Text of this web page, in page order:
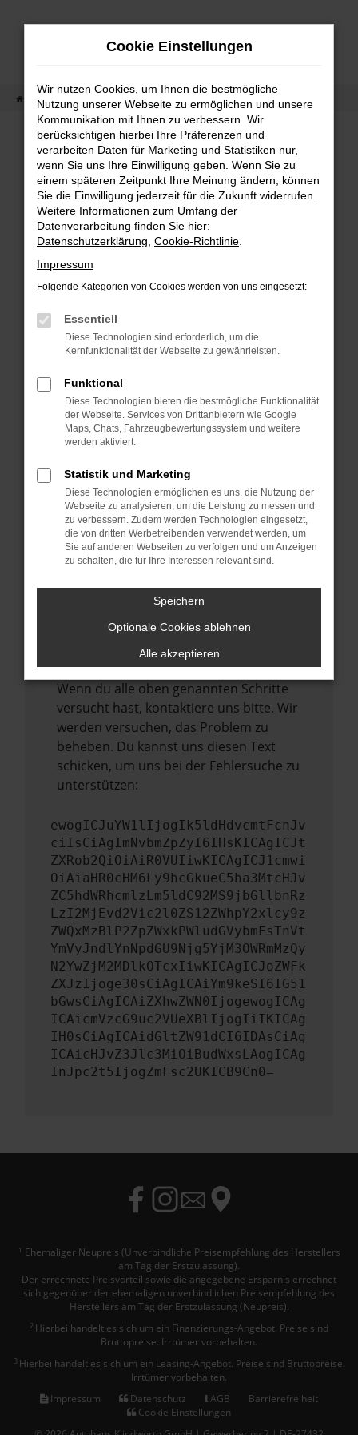
Zum
Startseite Fahrzeugangebot Fahrzeug-Showroom
Fehler: Network Error
Beim Laden ist ein Fehler aufgetreten.
Hier sind ein paar Tipps, die dir helfen können:
Überprüfe deine Firewall und deine
Internetverbindung.
deine Suchmaschine?
Prüfe deine Browsererweiterungen.
können das Laden bestimmter Seiten
verhindern. Funktioniert die Seite in einem
anderen Browser oder in einem privaten
Fenster?
Das kann manchmal helfen,
vorübergehende Probleme zu beheben.
Stelle sicher, dass dein Browser und dein
Betriebssystem auf dem neuesten Stand
sind.
Veraltete Software birgt nicht nur ein
Sicherheitsrisiko, sondern kann auch dazu
führen, dass bestimmte Funktionen nicht
Wende dich an den Webseitenbetreiber.
Wenn du alle oben genannten Schritte
versucht hast, kontaktiere uns bitte. Wir
werden versuchen, das Problem zu
beheben. Du kannst uns diesen Text
schicken, um uns bei der Fehlersuche zu
unterstützen:
ewogICJuYW1lIjogIk5ldHdvcmtFcnJv
ciIsCiAgImNvbmZpZyI6IHsKICAgICJt
ZXRob2QiOiAiR0VUIiwKICAgICJ1cmwi
OiAiaHR0cHM6Ly9hcGkueC5ha3MtcHJv
ZC5hdWRhcmlzLm5ldC92MS9jbGllbnRz
LzI2MjEvd2Vic2l0ZS12ZWhpY2xlcy9z
ZWQxMzBlP2ZpZWxkPWludGVybmFsTnVt
YmVyJndlYnNpdGU9Njg5YjM3OWRmMzQy
N2YwZjM2MDlkOTcxIiwKICAgICJoZWFk
ZXJzIjoge30sCiAgICAiYm9keSI6IG51
bGwsCiAgICAiZXhwZWN0IjogewogICAg
ICAicmVzcG9uc2VUeXBlIjogIiIKICAg
IH0sCiAgICAidGltZW91dCI6IDAsCiAg
ICAicHJvZ3Jlc3MiOiBudWxsLAogICAg
InJpc2t5IjogZmFsc2UKICB9Cn0=
1 Ehemaliger Neupreis (Unverbindliche Preisempfehlung des Herstellers
am Tag der Erstzulassung).
Der errechnete Preisvorteil sowie die angegebene Ersparnis errechnet
sich gegenüber der ehemaligen unverbindlichen Preisempfehlung des
Herstellers am Tag der Erstzulassung (Neupreis).
2 Hierbei handelt es sich um ein Finanzierungs-Angebot. Preise sind
Bruttopreise. Irrtümer vorbehalten.
3 Hierbei handelt es sich um ein Leasing-Angebot. Preise sind Bruttopreise.
Irrtümer vorbehalten.
Impressum
Datenschutz AGB
Barrierefreiheit
Cookie Einstellungen
Cookie Einstellungen
Wir nutzen Cookies, um Ihnen die bestmögliche
Nutzung unserer Webseite zu ermöglichen und unsere
Kommunikation mit Ihnen zu verbessern. Wir
berücksichtigen hierbei Ihre Präferenzen und
verarbeiten Daten für Marketing und Statistiken nur,
wenn Sie uns Ihre Einwilligung geben. Wenn Sie zu
einem späteren Zeitpunkt Ihre Meinung ändern, können
Sie die Einwilligung jederzeit für die Zukunft widerrufen.
Weitere Informationen zum Umfang der
Datenverarbeitung finden Sie hier:
Datenschutzerklärung Cookie-Richtlinie
Impressum
Folgende Kategorien von Cookies werden von uns eingesetzt:
Essentiell
Diese Technologien sind erforderlich, um die
Kernfunktionalität der Webseite zu gewährleisten.
Funktional
Diese Technologien bieten die bestmögliche Funktionalität
der Webseite. Services von Drittanbietern wie Google
Maps, Chats, Fahrzeugbewertungssystem und weitere
werden aktiviert.
Statistik und Marketing
Diese Technologien ermöglichen es uns, die Nutzung der
Webseite zu analysieren, um die Leistung zu messen und
zu verbessern. Zudem werden Technologien eingesetzt,
die von dritten Werbetreibenden verwendet werden, um
Sie auf anderen Webseiten zu verfolgen und um Anzeigen
zu schalten, die für Ihre Interessen relevant sind.
Speichern
Optionale Cookies ablehnen
Alle akzeptieren